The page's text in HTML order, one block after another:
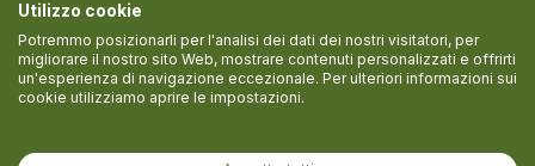
© PlanEat S.r.l. Società Benefit P.IVA IT11061420961
Termini del servizio
Utilizzo cookie
Potremmo posizionarli per l'analisi dei dati dei nostri visitatori, per
migliorare il nostro sito Web, mostrare contenuti personalizzati e offrirti
un'esperienza di navigazione eccezionale. Per ulteriori informazioni sui
cookie utilizziamo aprire le impostazioni.